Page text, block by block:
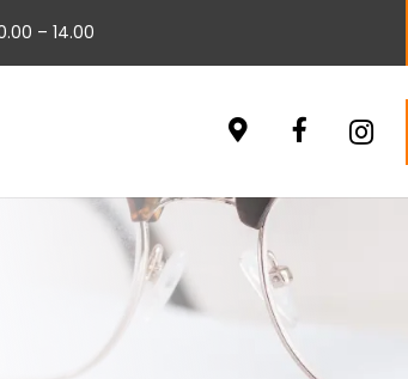
– 14.00